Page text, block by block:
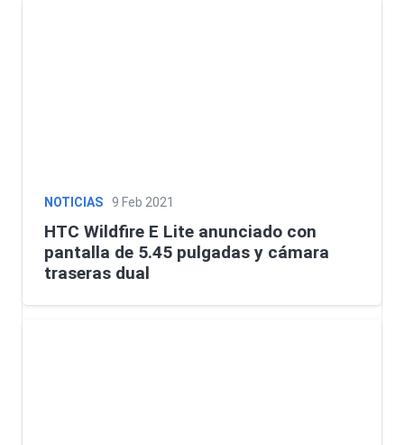
NOTICIAS 9 Feb 2021
HTC Wildfire E Lite anunciado con
pantalla de 5.45 pulgadas y cámara
traseras dual